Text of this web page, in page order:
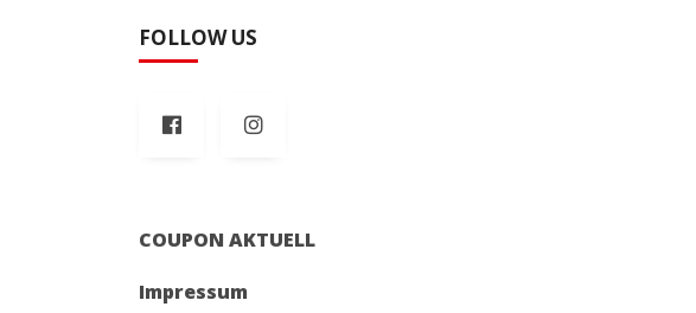
FOLLOW US
COUPON AKTUELL
Impressum